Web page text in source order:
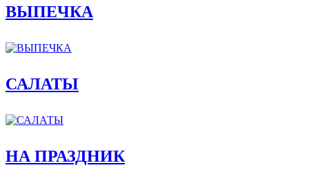
ВЫПЕЧКА
САЛАТЫ
НА ПРАЗДНИК